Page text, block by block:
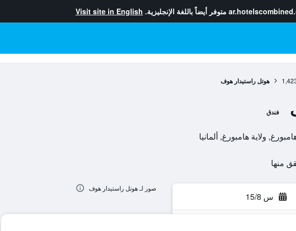
متوفر أيضاً باللغة الإنجليزية. Visit site in English
هوتل راستيدار هوف
فندق
س 15/8
صور لـ هوتل راستيدار هوف